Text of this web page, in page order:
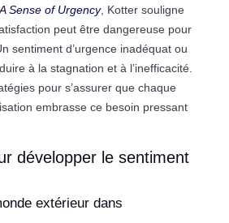
Sense of Urgency, Kotter souligne
peut être dangereuse pour
sentiment d’urgence inadéquat ou
à la stagnation et à l’inefficacité.
pour s’assurer que chaque
embrasse ce besoin pressant
développer le sentiment
extérieur dans